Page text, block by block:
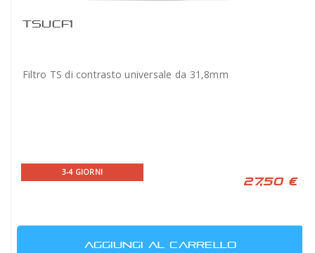
TSUCF1
Filtro TS di contrasto universale da 31,8mm
3-4 GIORNI
27,50 €
AGGIUNGI AL CARRELLO